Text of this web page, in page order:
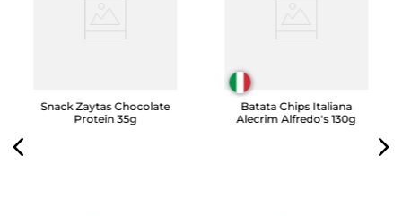
Snack Zaytas Chocolate
Protein 35g
Batata Chips Italiana
Alecrim Alfredo's 130g